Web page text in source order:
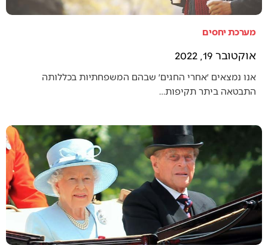
מערכת יחסים
אוקטובר 19, 2022
אנו נמצאים ׳אחרי החגים׳ שבהם המשפחתיות בכללותה
התבטאה ביתר תקיפות…